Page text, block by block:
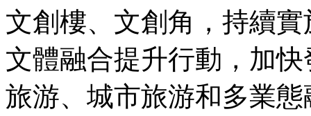
文創樓、文創角，持續
文體融合提升行動，加
旅游、城市旅游和多業